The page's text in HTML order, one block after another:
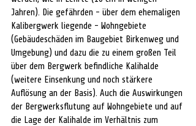
Jahren). Die gefährden - über dem ehemaligen
Kalibergwerk liegende - Wohngebiete
(Gebäudeschäden im Baugebiet Birkenweg und
Umgebung) und dazu die zu einem großen Teil
über dem Bergwerk befindliche Kalihalde
(weitere Einsenkung und noch stärkere
Auflösung an der Basis). Auch die Auswirkungen
der Bergwerksflutung auf Wohngebiete und auf
die Lage der Kalihalde im Verhältnis zum